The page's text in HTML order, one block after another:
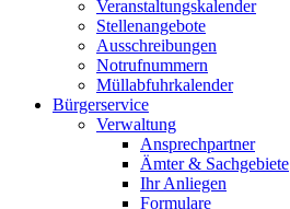
Veranstaltungskalender
Stellenangebote
Ausschreibungen
Notrufnummern
Müllabfuhrkalender
Bürgerservice
Verwaltung
Ansprechpartner
Ämter & Sachgebiete
Ihr Anliegen
Formulare